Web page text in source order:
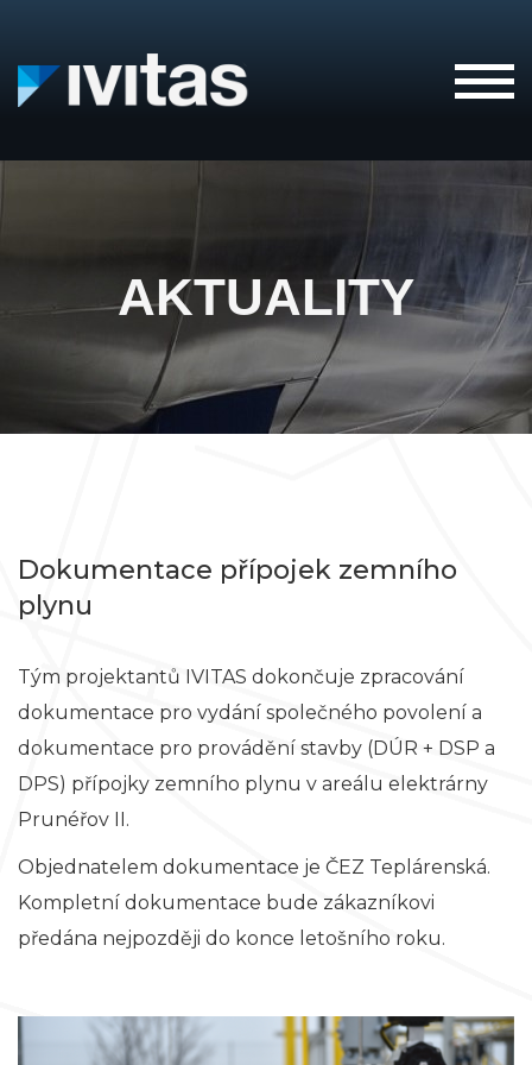
IVITAS
AKTUALITY
Dokumentace přípojek zemního
plynu
Tým projektantů IVITAS dokončuje zpracování
dokumentace pro vydání společného povolení a
dokumentace pro provádění stavby (DÚR + DSP a
DPS) přípojky zemního plynu v areálu elektrárny
Prunéřov II.
Objednatelem dokumentace je ČEZ Teplárenská.
Kompletní dokumentace bude zákazníkovi
předána nejpozději do konce letošního roku.